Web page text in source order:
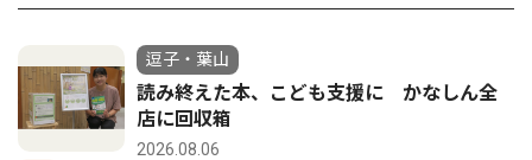
逗子・葉山
読み終えた本、こども支援に かなしん全
店に回収箱
2026.08.06